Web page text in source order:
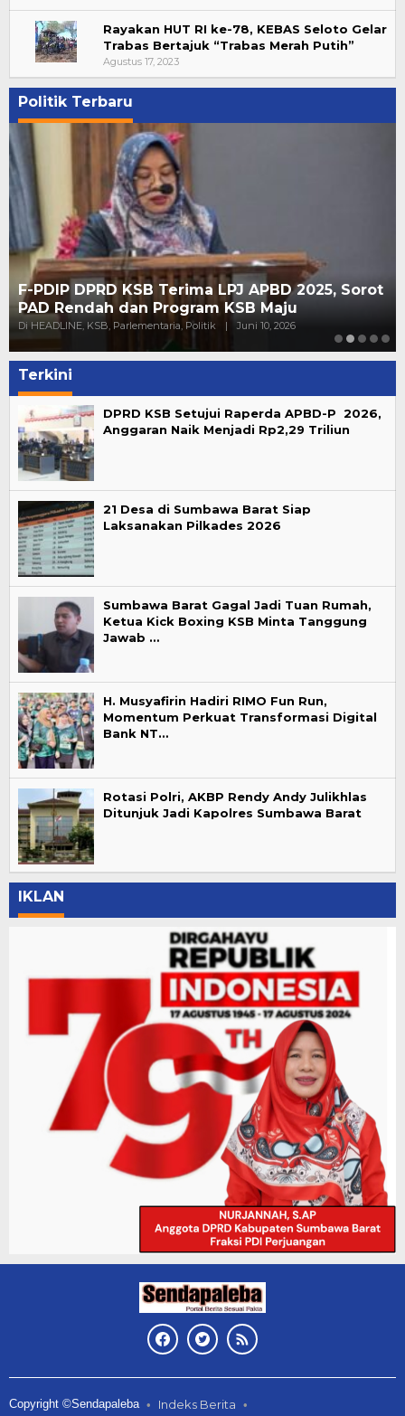
Rayakan HUT RI ke-78, KEBAS Seloto Gelar
Trabas Bertajuk “Trabas Merah Putih”
Agustus 17, 2023
Politik Terbaru
F-PDIP DPRD KSB Terima LPJ APBD 2025, Sorot
PAD Rendah dan Program KSB Maju
Di HEADLINE, KSB, Parlementaria, Politik | Juni 10, 2026
Terkini
DPRD KSB Setujui Raperda APBD-P 2026,
Anggaran Naik Menjadi Rp2,29 Triliun
21 Desa di Sumbawa Barat Siap
Laksanakan Pilkades 2026
Sumbawa Barat Gagal Jadi Tuan Rumah,
Ketua Kick Boxing KSB Minta Tanggung
Jawab …
H. Musyafirin Hadiri RIMO Fun Run,
Momentum Perkuat Transformasi Digital
Bank NT…
Rotasi Polri, AKBP Rendy Andy Julikhlas
Ditunjuk Jadi Kapolres Sumbawa Barat
IKLAN
Copyright ©Sendapaleba
Indeks Berita